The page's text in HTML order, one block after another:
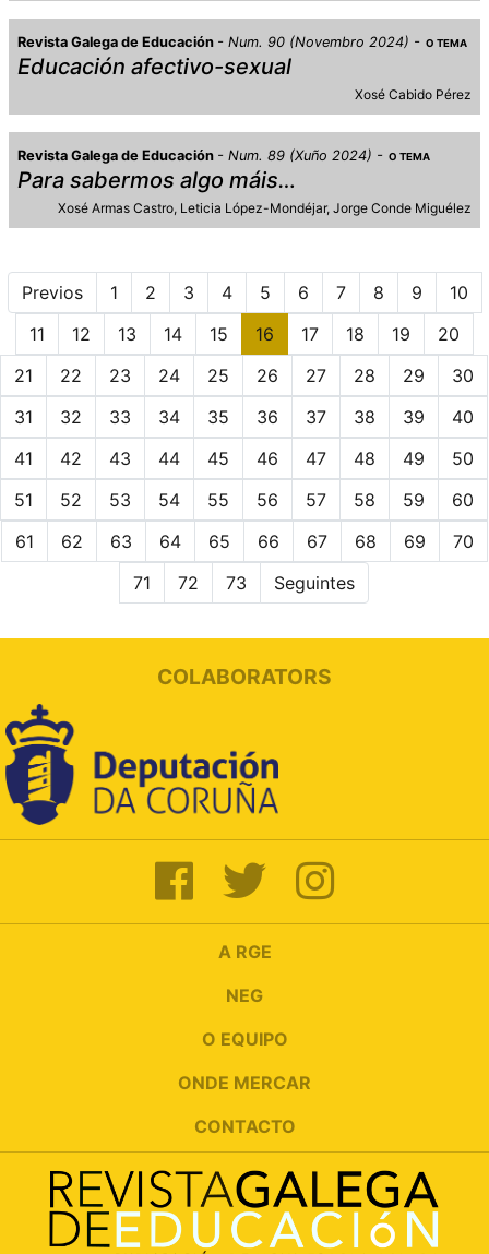
Revista Galega de Educación Num. 90 (Novembro 2024) O TEMA
Educación afectivo-sexual
Xosé Cabido Pérez
Revista Galega de Educación Num. 89 (Xuño 2024) O TEMA
Para sabermos algo máis…
Xosé Armas Castro Leticia López-Mondéjar Jorge Conde Miguélez
Previos 1 2 3 4 5 6 7 8 9
10
11
12 13 14 15 16 17 18 19
20
21
22 23 24 25 26 27 28 29
30
31
32 33 34 35 36 37 38 39
40
41
42 43 44 45 46 47 48 49
50
51
52 53 54 55 56 57 58 59
60
61
62 63 64 65 66 67 68 69
70
71
72 73 Seguintes
COLABORATORS
A RGE
NEG
O EQUIPO
ONDE MERCAR
CONTACTO